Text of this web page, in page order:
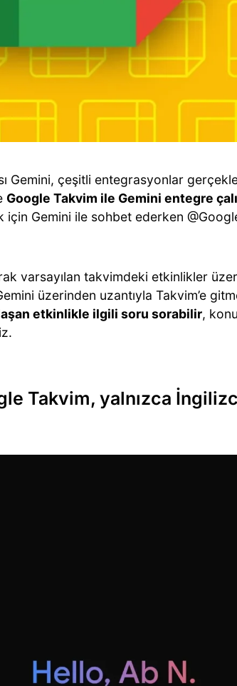
Gemini, çeşitli entegrasyonlar
Google Takvim ile Gemini entegre
için Gemini ile sohbet ederken
varsayılan takvimdeki etkinlikler
üzerinden uzantıyla Takvim’e
etkinlikle ilgili soru sorabilir,
Takvim, yalnızca